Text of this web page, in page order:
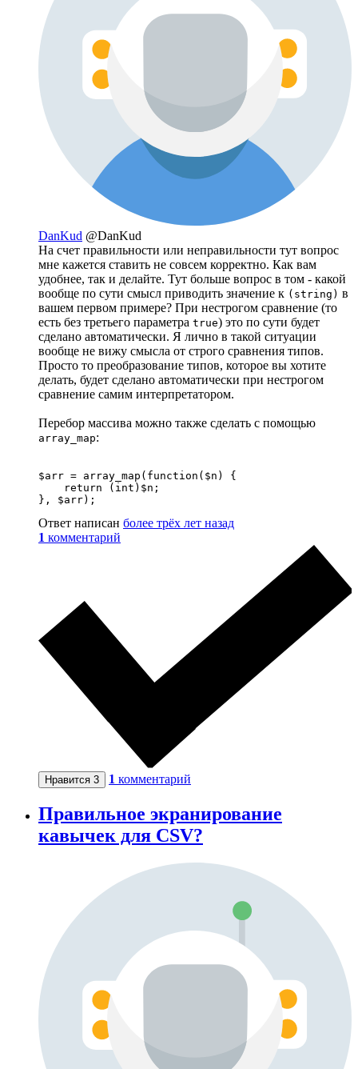
DanKud @DanKud
На счет правильности или неправильности тут вопрос
мне кажется ставить не совсем корректно. Как вам
удобнее, так и делайте. Тут больше вопрос в том - какой
вообще по сути смысл приводить значение к (string) в
вашем первом примере? При нестрогом сравнение (то
есть без третьего параметра true) это по сути будет
сделано автоматически. Я лично в такой ситуации
вообще не вижу смысла от строго сравнения типов.
Просто то преобразование типов, которое вы хотите
делать, будет сделано автоматически при нестрогом
сравнение самим интерпретатором.
Перебор массива можно также сделать с помощью
array_map:
$arr = array_map(function($n) {
    return (int)$n;
}, $arr);
Ответ написан более трёх лет назад
1 комментарий
Нравится 3 1 комментарий
Правильное экранирование
кавычек для CSV?